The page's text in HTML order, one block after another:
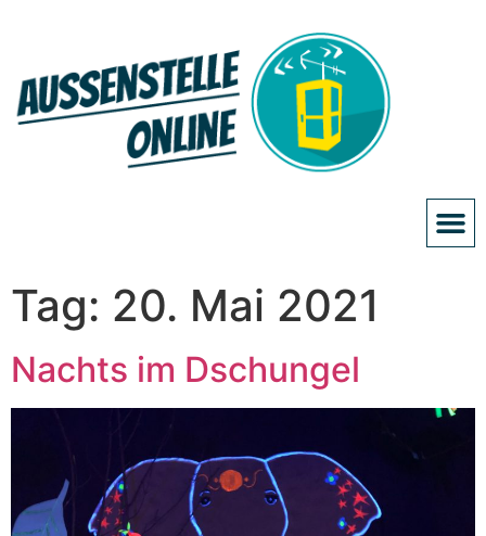
Tag: 20. Mai 2021
Nachts im Dschungel